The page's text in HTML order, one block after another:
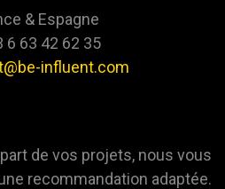
& Espagne
63 42 62 35
influent.com
de vos projets, nous vous
recommandation adaptée.